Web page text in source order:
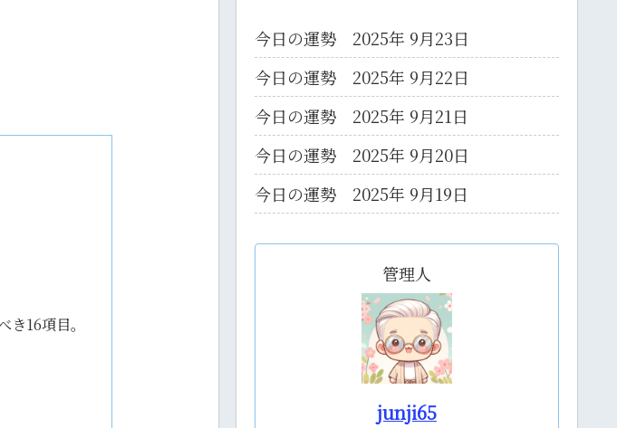
16項目。
今日の運勢 2025年 9月23日
今日の運勢 2025年 9月22日
今日の運勢 2025年 9月21日
今日の運勢 2025年 9月20日
今日の運勢 2025年 9月19日
管理人
junji65